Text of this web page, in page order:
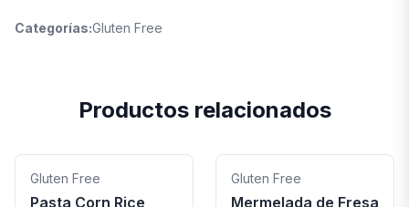
Categorías:Gluten Free
Productos relacionados
Gluten Free
Pasta Corn Rice
Gluten Free
Mermelada de Fresa